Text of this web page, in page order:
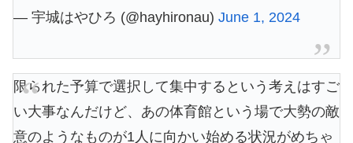
— 宇城はやひろ (@hayhironau) June 1, 2024
限られた予算で選択して集中するという考えはすご
い大事なんだけど、あの体育館という場で大勢の敵
意のようなものが1人に向かい始める状況がめちゃ